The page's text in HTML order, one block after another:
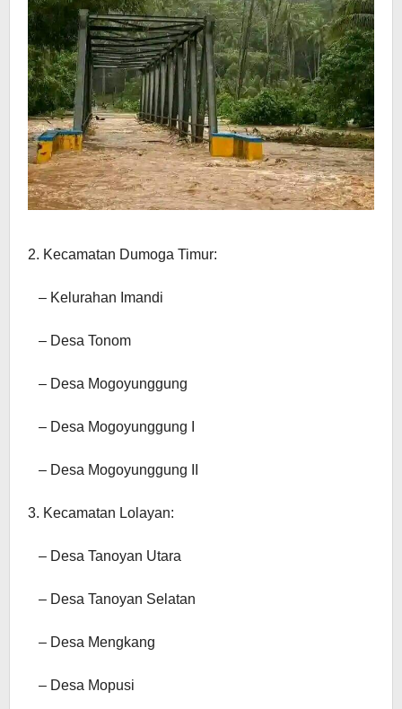
2. Kecamatan Dumoga Timur:
– Kelurahan Imandi
– Desa Tonom
– Desa Mogoyunggung
– Desa Mogoyunggung I
– Desa Mogoyunggung II
3. Kecamatan Lolayan:
– Desa Tanoyan Utara
– Desa Tanoyan Selatan
– Desa Mengkang
– Desa Mopusi